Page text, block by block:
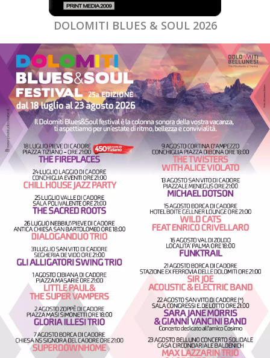
DOLOMITI BLUES & SOUL 2026